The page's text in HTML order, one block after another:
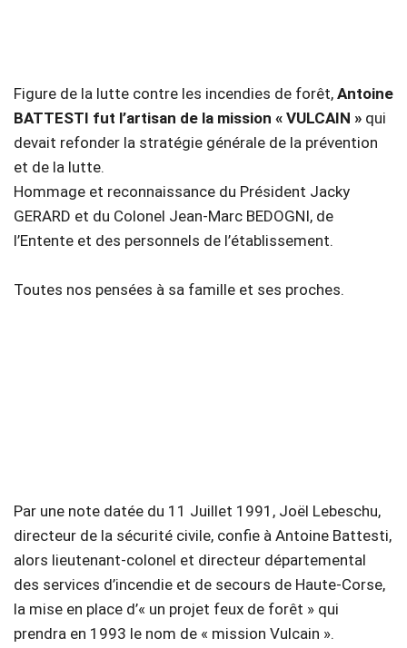
Figure de la lutte contre les incendies de forêt, Antoine
BATTESTI fut l’artisan de la mission « VULCAIN » qui
devait refonder la stratégie générale de la prévention
et de la lutte.
Hommage et reconnaissance du Président Jacky
GERARD et du Colonel Jean-Marc BEDOGNI, de
l’Entente et des personnels de l’établissement.
Toutes nos pensées à sa famille et ses proches.
Par une note datée du 11 Juillet 1991, Joël Lebeschu,
directeur de la sécurité civile, confie à Antoine Battesti,
alors lieutenant-colonel et directeur départemental
des services d’incendie et de secours de Haute-Corse,
la mise en place d’« un projet feux de forêt » qui
prendra en 1993 le nom de « mission Vulcain ».